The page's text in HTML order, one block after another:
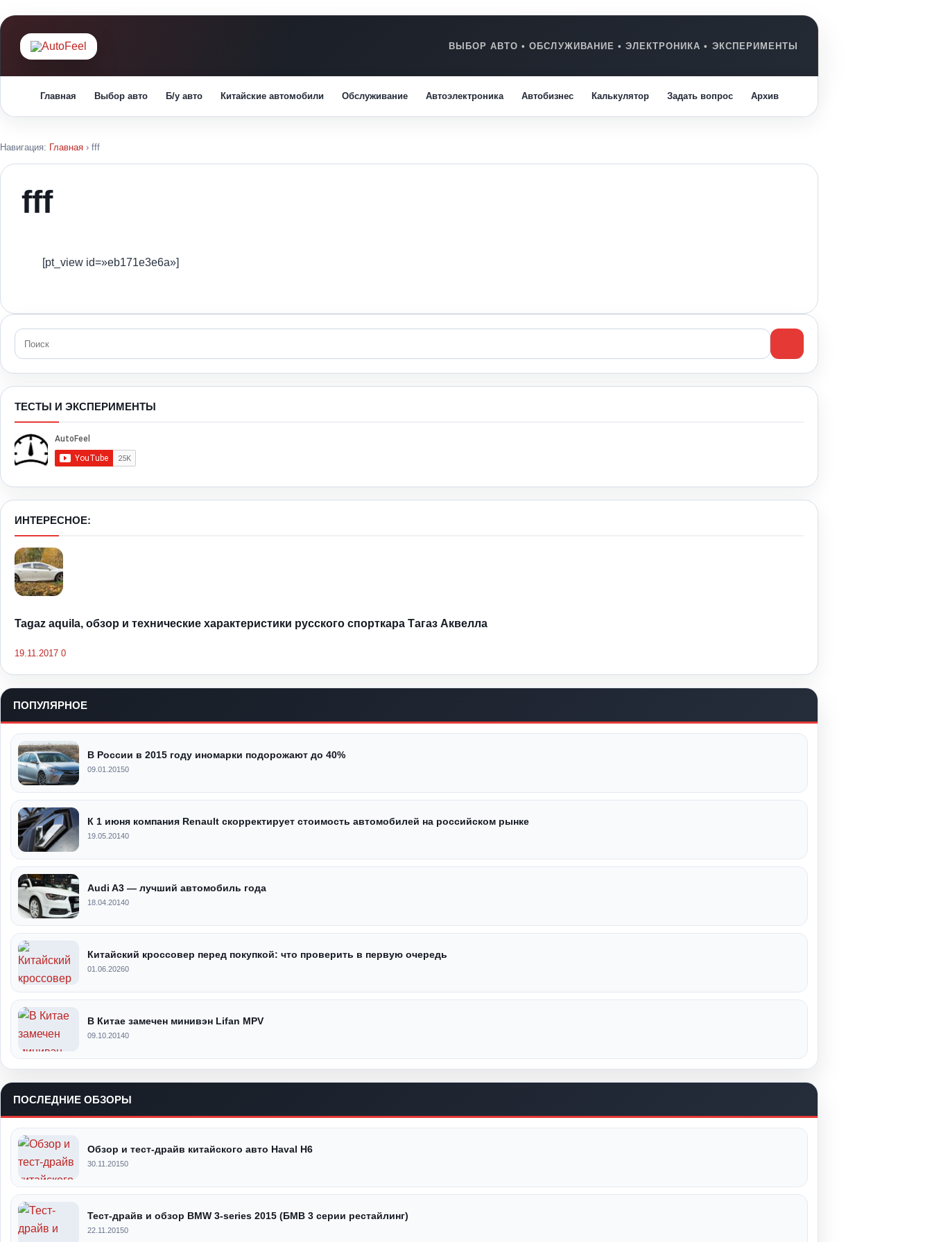
Главная Выбор авто Б/у авто Китайские автомобили Обслуживание Автоэлектроника Автобизнес Калькулятор Задать вопрос Архив
Навигация: Главная › fff
fff
[pt_view id=»eb171e3e6a»]
ТЕСТЫ И ЭКСПЕРИМЕНТЫ
ИНТЕРЕСНОЕ:
Tagaz aquila, обзор и технические характеристики русского спорткара Тагаз Аквелла
19.11.2017 0
ПОПУЛЯРНОЕ
В России в 2015 году иномарки подорожают до 40%
09.01.20150
К 1 июня компания Renault скорректирует стоимость автомобилей на российском рынке
19.05.20140
Audi A3 — лучший автомобиль года
18.04.20140
Китайский кроссовер перед покупкой: что проверить в первую очередь
01.06.20260
В Китае замечен минивэн Lifan MPV
09.10.20140
ПОСЛЕДНИЕ ОБЗОРЫ
Обзор и тест-драйв китайского авто Haval H6
30.11.20150
Тест-драйв и обзор BMW 3-series 2015 (БМВ 3 серии рестайлинг)
22.11.20150